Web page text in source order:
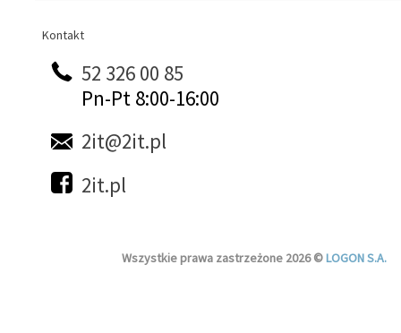
Kontakt
Kontakt
52 326 00 85
Pn-Pt 8:00-16:00
2it@2it.pl
2it.pl
Wszystkie prawa zastrzeżone 2026 ©LOGON S.A.